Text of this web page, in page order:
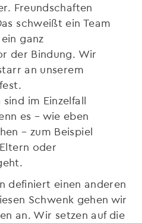
Freundschaften
schweißt ein Team
ganz
der Bindung. Wir
an unserem
im Einzelfall
es – wie eben
– zum Beispiel
oder
definiert einen anderen
Schwenk gehen wir
an. Wir setzen auf die